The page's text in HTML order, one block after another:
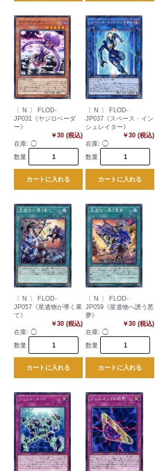
〔 N 〕 FLOD-
JP031《ヤジロベーダ
ー》
￥30 (税込)
在庫: ◯
数量
カートに入れる
〔 N 〕 FLOD-
JP037《スペース・イン
シュレイター》
￥30 (税込)
在庫: ◯
数量
カートに入れる
〔 N 〕 FLOD-
JP057《星遺物が導く果
て》
￥30 (税込)
在庫: ◯
数量
カートに入れる
〔 N 〕 FLOD-
JP059《星遺物へ誘う悪
夢》
￥30 (税込)
在庫: ◯
数量
カートに入れる